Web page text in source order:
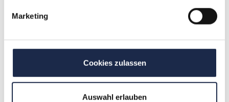
Marketing
Cookies zulassen
Auswahl erlauben
November 24 @ 9:30.13:00
Events als Erlösquelle: Strategien,
Monetarisierung & Best Cases